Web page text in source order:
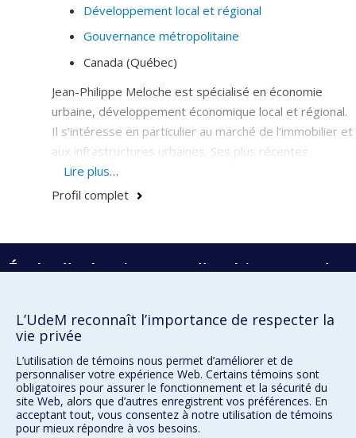
Développement local et régional
Gouvernance métropolitaine
Canada (Québec)
Jean-Philippe Meloche est spécialisé en économie
urbaine, développement économique local et régional.
Il s’intéresse en particulier au marché de l’immobilier et
aux infrastructures urbaines. Ses plus récentes
recherches portent sur les finances publiques locales
au Québec et sur le transport urbain.
Lire plus…
Profil complet
École d'urbanisme et d'architecture de
École d'architecture
École de design
Faculté de l'aménagement
Plan du site
L’UdeM reconnaît l’importance de respecter la
vie privée
L’utilisation de témoins nous permet d’améliorer et de
personnaliser votre expérience Web. Certains témoins sont
obligatoires pour assurer le fonctionnement et la sécurité du
site Web, alors que d’autres enregistrent vos préférences. En
acceptant tout, vous consentez à notre utilisation de témoins
pour mieux répondre à vos besoins.